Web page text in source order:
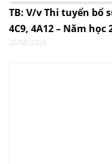
TB: V/v Thi tuyển bổ
4C9, 4A12 – Năm học
25/05/2026